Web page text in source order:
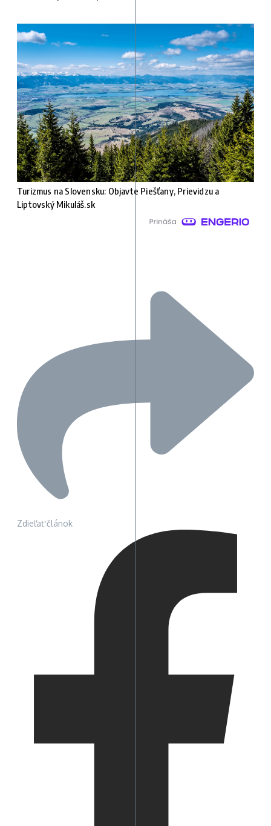
Turizmus na Slovensku: Objavte Piešťany, Prievidzu a
Liptovský Mikuláš.sk
Zdieľať článok